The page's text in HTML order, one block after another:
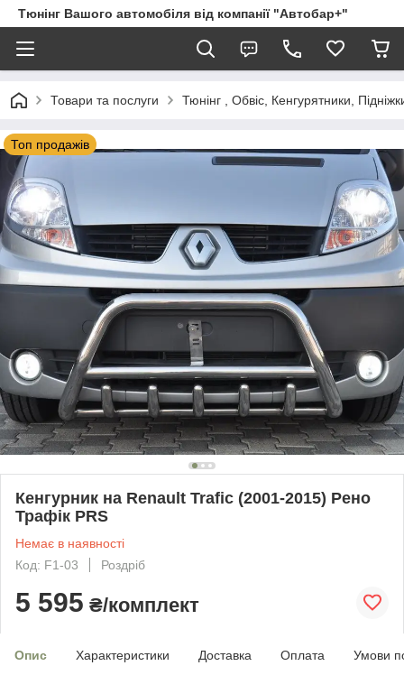
Тюнінг Вашого автомобіля від компанії "Автобар+"
Товари та послуги Тюнінг , Обвіс, Кенгурятники,
Топ продажів
Кенгурник на Renault Trafic (2001-2015) Рено
Трафік PRS
Немає в наявності
Код: F1-03
Роздріб
5 595 ₴/комплект
Опис Характеристики Доставка Оплата Умови